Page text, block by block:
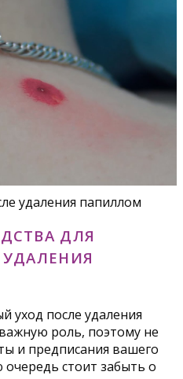
удаления папиллом
ДЛЯ
уход после удаления
роль, поэтому не
и предписания вашего
стоит забыть о